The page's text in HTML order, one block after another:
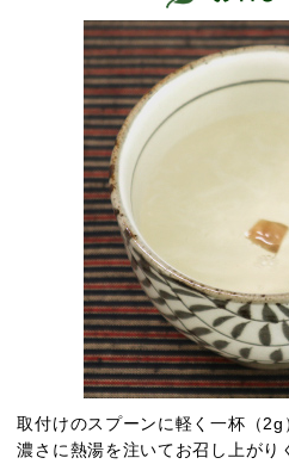
取付けのスプーンに軽く一杯（
濃さに熱湯を注いてお召し上がり